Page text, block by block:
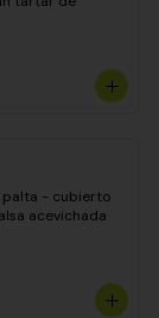
palta - cubierto
acevichada